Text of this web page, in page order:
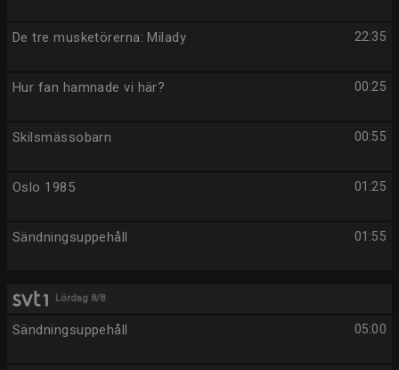
22:35
De tre musketörerna: Milady
00:25
Hur fan hamnade vi här?
00:55
Skilsmässobarn
01:25
Oslo 1985
01:55
Sändningsuppehåll
Lördag 8/8
05:00
Sändningsuppehåll